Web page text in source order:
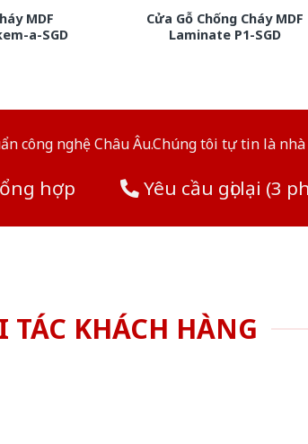
MDF
a-SGD
Cửa Gỗ Chống Cháy MDF
Laminate P1-SGD
công nghệ Châu Âu.Chúng tôi tự tin là
hợp Yêu cầu gọi lại (3
TÁC KHÁCH HÀNG